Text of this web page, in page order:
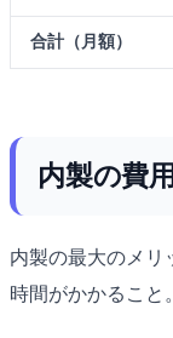
合計（月額）
内製の費
内製の最大のメリ
時間がかかること。